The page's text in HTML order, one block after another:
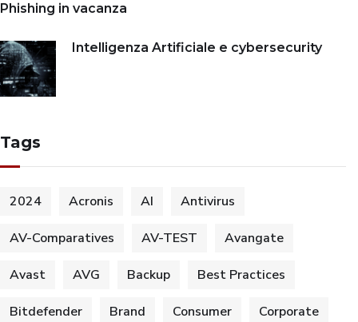
Phishing in vacanza
Intelligenza Artificiale e cybersecurity
Tags
2024 Acronis AI Antivirus
AV-Comparatives AV-TEST Avangate
Avast AVG Backup Best Practices
Bitdefender Brand Consumer Corporate